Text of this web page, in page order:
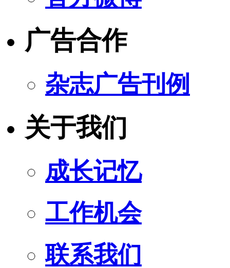
广告合作
杂志广告刊例
关于我们
成长记忆
工作机会
联系我们